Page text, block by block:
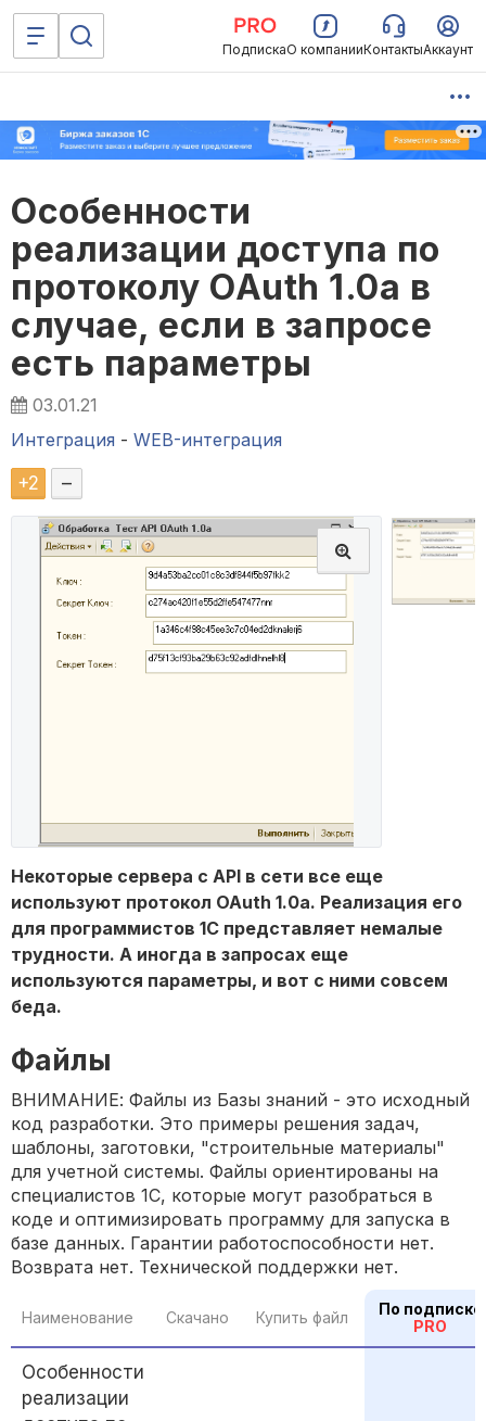
ПодпискаО компанииКонтактыАккаунт
Особенности
реализации доступа по
протоколу OAuth 1.0a в
случае, если в запросе
есть параметры
03.01.21
Интеграция - WEB-интеграция
+2 –
Некоторые сервера с API в сети все еще
используют протокол OAuth 1.0a. Реализация его
для программистов 1С представляет немалые
трудности. А иногда в запросах еще
используются параметры, и вот с ними совсем
беда.
Файлы
ВНИМАНИЕ: Файлы из Базы знаний - это исходный
код разработки. Это примеры решения задач,
шаблоны, заготовки, "строительные материалы"
для учетной системы. Файлы ориентированы на
специалистов 1С, которые могут разобраться в
коде и оптимизировать программу для запуска в
базе данных. Гарантии работоспособности нет.
Возврата нет. Технической поддержки нет.
Наименование Скачано Купить файл
По подписке
PRO
Особенности
реализации